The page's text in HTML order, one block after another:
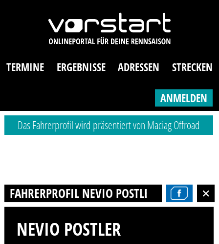
TERMINE ERGEBNISSE ADRESSEN STRECKEN
ANMELDEN
Das Fahrerprofil wird präsentiert von Maciag Offroad
FAHRERPROFIL NEVIO POSTLER
NEVIO POSTLER